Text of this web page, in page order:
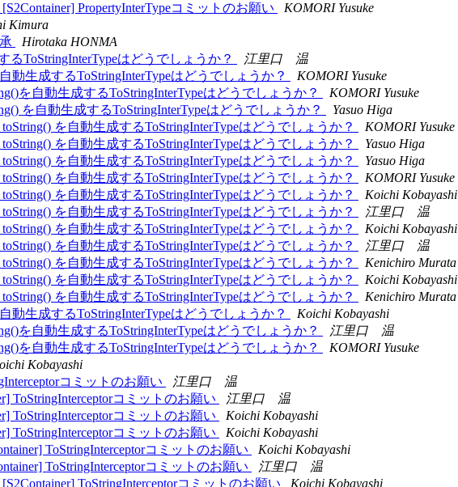
[S2Container] PropertyInterTypeコミットのお願い
KOMORI Yusuke
Kimura
Hirotaka HONMA
るToStringInterTypeはどうでしょうか？
江里口 温
自動生成するToStringInterTypeはどうでしょうか？
KOMORI Yusuke
を自動生成するToStringInterTypeはどうでしょうか？
KOMORI Yusuke
を自動生成するToStringInterTypeはどうでしょうか？
Yasuo Higa
toString() を自動生成するToStringInterTypeはどうでしょうか？
KOMORI Yusuke
toString() を自動生成するToStringInterTypeはどうでしょうか？
Yasuo Higa
toString() を自動生成するToStringInterTypeはどうでしょうか？
Yasuo Higa
toString() を自動生成するToStringInterTypeはどうでしょうか？
KOMORI Yusuke
toString() を自動生成するToStringInterTypeはどうでしょうか？
Koichi Kobayashi
toString() を自動生成するToStringInterTypeはどうでしょうか？
江里口 温
toString() を自動生成するToStringInterTypeはどうでしょうか？
Koichi Kobayashi
toString() を自動生成するToStringInterTypeはどうでしょうか？
江里口 温
toString() を自動生成するToStringInterTypeはどうでしょうか？
Kenichiro Murata
toString() を自動生成するToStringInterTypeはどうでしょうか？
Koichi Kobayashi
toString() を自動生成するToStringInterTypeはどうでしょうか？
Kenichiro Murata
自動生成するToStringInterTypeはどうでしょうか？
Koichi Kobayashi
を自動生成するToStringInterTypeはどうでしょうか？
江里口 温
を自動生成するToStringInterTypeはどうでしょうか？
KOMORI Yusuke
Kobayashi
コミットのお願い
江里口 温
ToStringInterceptorコミットのお願い
江里口 温
ToStringInterceptorコミットのお願い
Koichi Kobayashi
ToStringInterceptorコミットのお願い
Koichi Kobayashi
ToStringInterceptorコミットのお願い
Koichi Kobayashi
ToStringInterceptorコミットのお願い
江里口 温
[S2Container] ToStringInterceptorコミットのお願い
Koichi Kobayashi